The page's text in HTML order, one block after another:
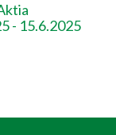
- 15.6.2025